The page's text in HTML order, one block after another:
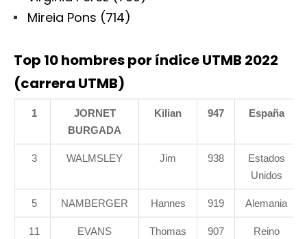
Mireia Pons (714)
Top 10 hombres por índice UTMB 2022
(carrera UTMB)
1
JORNET
BURGADA
Kilian 947 España
3 WALMSLEY Jim 938
Estados
Unidos
5 NAMBERGER Hannes 919 Alemania
11 EVANS Thomas 907
Reino